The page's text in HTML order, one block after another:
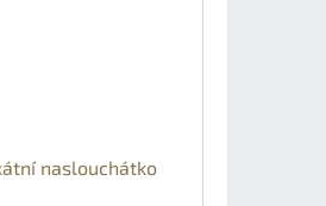
naslouchátko